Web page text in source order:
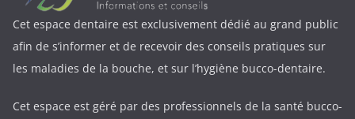
Cet espace dentaire est exclusivement dédié au grand public
afin de s’informer et de recevoir des conseils pratiques sur
les maladies de la bouche, et sur l’hygiène bucco-dentaire.
Cet espace est géré par des professionnels de la santé bucco-